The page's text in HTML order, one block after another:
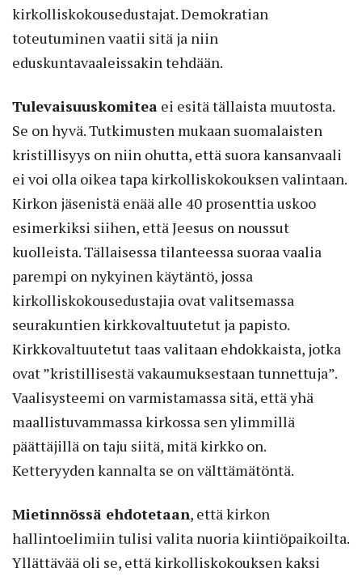
kirkolliskokousedustajat. Demokratian
toteutuminen vaatii sitä ja niin
eduskuntavaaleissakin tehdään.
Tulevaisuuskomitea ei esitä tällaista muutosta.
Se on hyvä. Tutkimusten mukaan suomalaisten
kristillisyys on niin ohutta, että suora kansanvaali
ei voi olla oikea tapa kirkolliskokouksen valintaan.
Kirkon jäsenistä enää alle 40 prosenttia uskoo
esimerkiksi siihen, että Jeesus on noussut
kuolleista. Tällaisessa tilanteessa suoraa vaalia
parempi on nykyinen käytäntö, jossa
kirkolliskokousedustajia ovat valitsemassa
seurakuntien kirkkovaltuutetut ja papisto.
Kirkkovaltuutetut taas valitaan ehdokkaista, jotka
ovat ”kristillisestä vakaumuksestaan tunnettuja”.
Vaalisysteemi on varmistamassa sitä, että yhä
maallistuvammassa kirkossa sen ylimmillä
päättäjillä on taju siitä, mitä kirkko on.
Ketteryyden kannalta se on välttämätöntä.
Mietinnössä ehdotetaan, että kirkon
hallintoelimiin tulisi valita nuoria kiintiöpaikoilta.
Yllättävää oli se, että kirkolliskokouksen kaksi